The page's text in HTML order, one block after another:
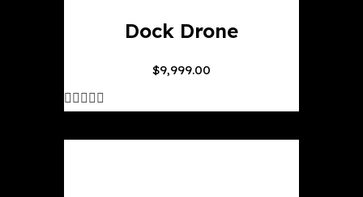
Dock Drone
$9,999.00
of